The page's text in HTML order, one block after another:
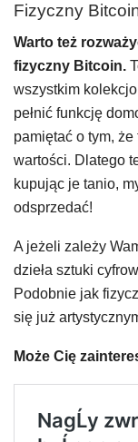
Fizyczny
Warto też
fizyczny Bitcoin.
wszystkim
pełnić funkcję
pamiętać o tym,
wartości. Dlatego
kupując je tanio,
odsprzedać!
A jeżeli zależy
dzieła sztuki
Podobnie jak
się już
Może Cię